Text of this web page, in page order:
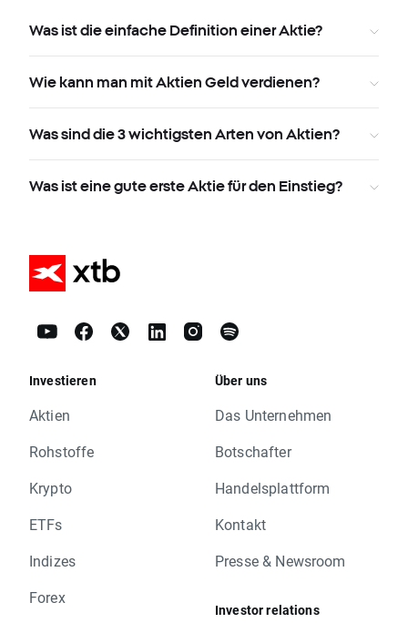
Was ist die einfache Definition einer Aktie?
Wie kann man mit Aktien Geld verdienen?
Was sind die 3 wichtigsten Arten von Aktien?
Was ist eine gute erste Aktie für den Einstieg?
Investieren
Aktien
Rohstoffe
Krypto
ETFs
Indizes
Forex
Über uns
Das Unternehmen
Botschafter
Handelsplattform
Kontakt
Presse & Newsroom
Investor relations